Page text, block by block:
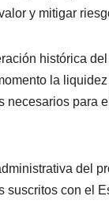
y mitigar
histórica
la
para
del
suscritos con el